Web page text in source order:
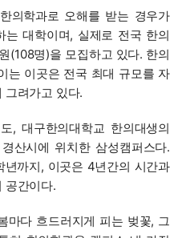
의학과로 오해를 받는 경우가
는 대학이며, 실제로 전국 한의
(108명)을 모집하고 있다. 한의
는 이곳은 전국 최대 규모를 자
그려가고 있다.
, 대구한의대학교 한의대생의
산시에 위치한 삼성캠퍼스다.
년까지, 이곳은 4년간의 시간과
공간이다.
마다 흐드러지게 피는 벚꽃, 그